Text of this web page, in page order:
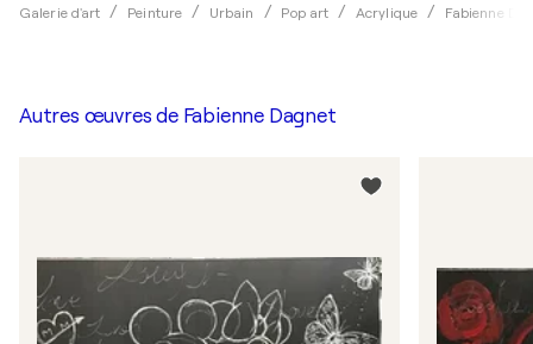
Galerie d'art Peinture Urbain Pop art Acrylique Fabienne
Autres œuvres de Fabienne Dagnet